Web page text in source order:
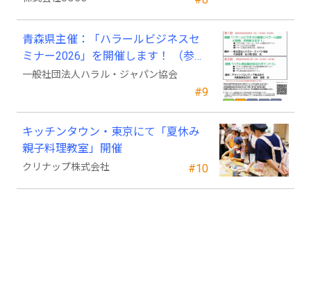
#9
青森県主催：「ハラールビジネスセ
ミナー2026」を開催します！ （参加
費無料）
一般社団法人ハラル・ジャパン協会
#10
キッチンタウン・東京にて「夏休み
親子料理教室」開催
クリナップ株式会社